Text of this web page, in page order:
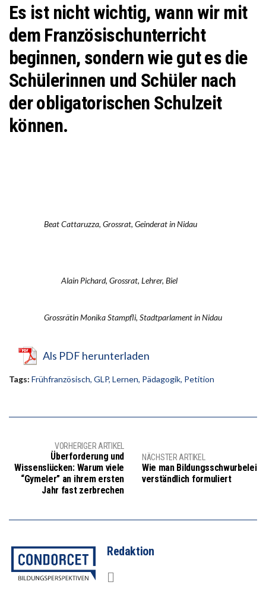
Es ist nicht wichtig, wann wir mit
dem Französischunterricht
beginnen, sondern wie gut es die
Schülerinnen und Schüler nach
der obligatorischen Schulzeit
können.
Beat Cattaruzza, Grossrat, Geinderat in Nidau
Alain Pichard, Grossrat, Lehrer, Biel
Grossrätin Monika Stampfli, Stadtparlament in Nidau
Als PDF herunterladen
Tags: Frühfranzösisch, GLP, Lernen, Pädagogik, Petition
VORHERIGER ARTIKEL
Überforderung und
Wissenslücken: Warum viele
“Gymeler” an ihrem ersten
Jahr fast zerbrechen
NÄCHSTER ARTIKEL
Wie man Bildungsschwurbelei
verständlich formuliert
Redaktion